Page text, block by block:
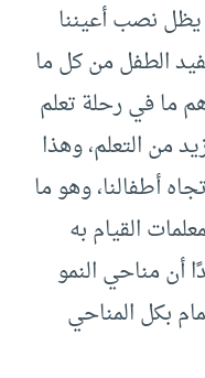
يظل نصب أعيننا
الطفل من كل ما
ما في رحلة تعلم
من التعلم، وهذا
أطفالنا، وهو ما
القيام به
أن مناحي النمو
بكل المناحي